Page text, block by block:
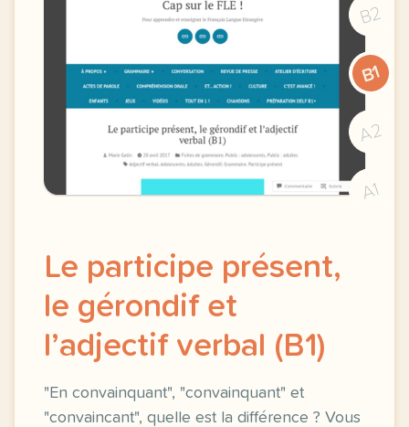
B2
B1
A2
A1
Le participe présent,
le gérondif et
l’adjectif verbal (B1)
"En convainquant", "convainquant" et
"convaincant", quelle est la différence ? Vous